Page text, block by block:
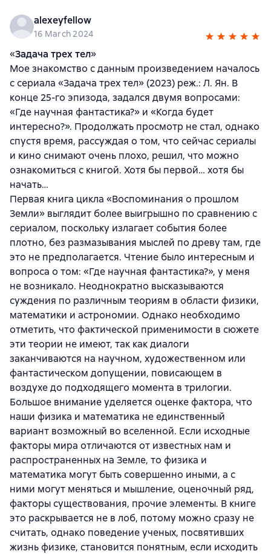
alexeyfellow
16 March 2024
«Задача трех тел»
Мое знакомство с данным произведением началось
с сериала «Задача трех тел» (2023) реж.: Л. Ян. В
конце 25-го эпизода, задался двумя вопросами:
«Где научная фантастика?» и «Когда будет
интересно?». Продолжать просмотр не стал, однако
спустя время, рассуждая о том, что сейчас сериалы
и кино снимают очень плохо, решил, что можно
ознакомиться с книгой. Хотя бы первой… хотя бы
начать…
Первая книга цикла «Воспоминания о прошлом
Земли» выглядит более выигрышно по сравнению с
сериалом, поскольку излагает события более
плотно, без размазывания мыслей по древу там, где
это не предполагается. Чтение было интересным и
вопроса о том: «Где научная фантастика?», у меня
не возникало. Неоднократно высказываются
суждения по различным теориям в области физики,
математики и астрономии. Однако необходимо
отметить, что фактической применимости в сюжете
эти теории не имеют, так как диалоги
заканчиваются на научном, художественном или
фантастическом допущении, повисающем в
воздухе до подходящего момента в трилогии.
Большое внимание уделяется оценке фактора, что
наши физика и математика не единственный
вариант возможный во вселенной. Если исходные
факторы мира отличаются от известных нам и
распространенных на Земле, то физика и
математика могут быть совершенно иными, а с
ними могут меняться и мышление, оценочный ряд,
факторы существования, прочие элементы. В книге
это раскрывается не в лоб, потому можно сразу не
считать, однако поведение ученых, посвятивших
жизнь физике, становится понятным, если исходить